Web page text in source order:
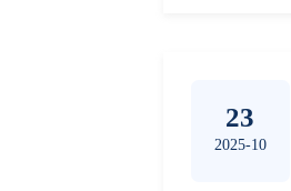
23
2025-10